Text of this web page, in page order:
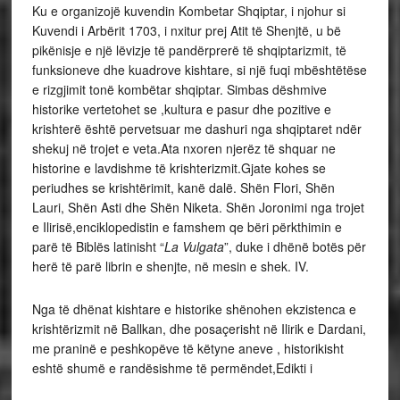
Ku e organizojë kuvendin Kombetar Shqiptar, i njohur si
Kuvendi i Arbërit 1703, i nxitur prej Atit të Shenjtë, u bë
pikënisje e një lëvizje të pandërprerë të shqiptarizmit, të
funksioneve dhe kuadrove kishtare, si një fuqi mbështëtëse
e rizgjimit tonë kombëtar shqiptar. Simbas dëshmive
historike vertetohet se ,kultura e pasur dhe pozitive e
krishterë është pervetsuar me dashuri nga shqiptaret ndër
shekuj në trojet e veta.Ata nxoren njerëz të shquar ne
historine e lavdishme të krishterizmit.Gjate kohes se
periudhes se krishtërimit, kanë dalë. Shën Flori, Shën
Lauri, Shën Asti dhe Shën Niketa. Shën Joronimi nga trojet
e Ilirisë,enciklopedistin e famshem qe bëri përkthimin e
parë të Biblës latinisht “La Vulgata”, duke i dhënë botës për
herë të parë librin e shenjte, në mesin e shek. IV.
Nga të dhënat kishtare e historike shënohen ekzistenca e
krishtërizmit në Ballkan, dhe posaçerisht në Ilirik e Dardani,
me praninë e peshkopëve të këtyne aneve , historikisht
eshtë shumë e randësishme të permëndet,Edikti i